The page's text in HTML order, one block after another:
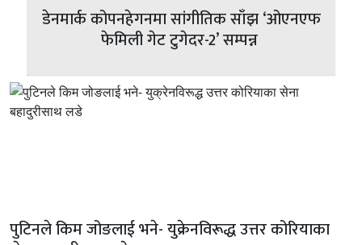
डेनमार्क कोपनहेगनमा सांगीतिक साँझ ‘ओएनएफ
फेमिली गेट टुगेदर-2’ सम्पन्न
पुटिनले किम जोङलाई भने- युक्रेनविरूद्ध उत्तर कोरियाका